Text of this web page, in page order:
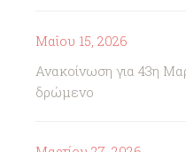
Μαΐου 15, 2026
Ανακοίνωση για 43η
δρώμενο